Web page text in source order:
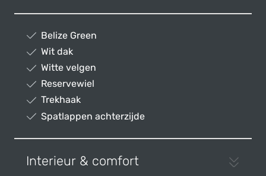
Belize Green
Wit dak
Witte velgen
Reservewiel
Trekhaak
Spatlappen achterzijde
Interieur & comfort